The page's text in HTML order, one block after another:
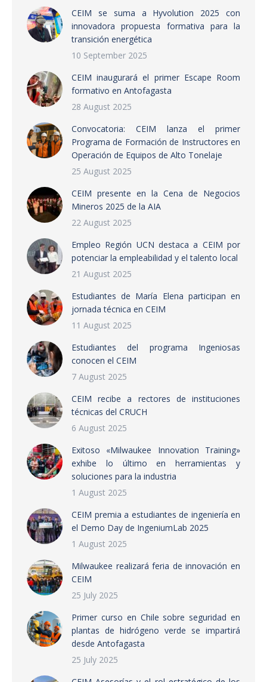
CEIM se suma a Hyvolution 2025 con
innovadora propuesta formativa para la
transición energética
10 September 2025
CEIM inaugurará el primer Escape Room
formativo en Antofagasta
28 August 2025
Convocatoria: CEIM lanza el primer
Programa de Formación de Instructores en
Operación de Equipos de Alto Tonelaje
25 August 2025
CEIM presente en la Cena de Negocios
Mineros 2025 de la AIA
22 August 2025
Empleo Región UCN destaca a CEIM por
potenciar la empleabilidad y el talento local
21 August 2025
Estudiantes de María Elena participan en
jornada técnica en CEIM
11 August 2025
Estudiantes del programa Ingeniosas
conocen el CEIM
7 August 2025
CEIM recibe a rectores de instituciones
técnicas del CRUCH
6 August 2025
Exitoso «Milwaukee Innovation Training»
exhibe lo último en herramientas y
soluciones para la industria
1 August 2025
CEIM premia a estudiantes de ingeniería en
el Demo Day de IngeniumLab 2025
1 August 2025
Milwaukee realizará feria de innovación en
CEIM
25 July 2025
Primer curso en Chile sobre seguridad en
plantas de hidrógeno verde se impartirá
desde Antofagasta
25 July 2025